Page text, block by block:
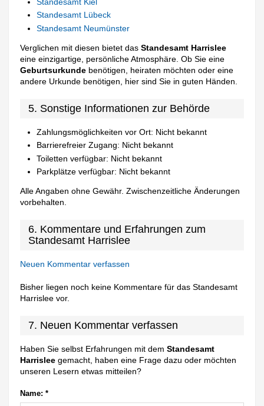
Standesamt Lübeck
Standesamt Neumünster
Verglichen mit diesen bietet dasStandesamt Harrislee
eine einzigartige, persönliche Atmosphäre. Ob Sie eine
Geburtsurkunde benötigen, heiraten möchten oder eine
andere Urkunde benötigen, hier sind Sie in guten Händen.
5. Sonstige Informationen zur Behörde
Zahlungsmöglichkeiten vor Ort: Nicht bekannt
Barrierefreier Zugang: Nicht bekannt
Toiletten verfügbar: Nicht bekannt
Parkplätze verfügbar: Nicht bekannt
Alle Angaben ohne Gewähr. Zwischenzeitliche Änderungen
vorbehalten.
6. Kommentare und Erfahrungen zum
Standesamt Harrislee
Neuen Kommentar verfassen
Bisher liegen noch keine Kommentare für das Standesamt
Harrislee vor.
7. Neuen Kommentar verfassen
Haben Sie selbst Erfahrungen mit demStandesamt
Harrislee gemacht, haben eine Frage dazu oder möchten
unseren Lesern etwas mitteilen?
Name: *